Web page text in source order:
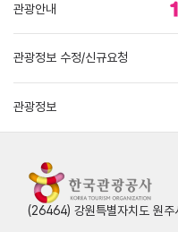
관광안내
관광정보 수정/신규요청
관광정보
(26464) 강원특별자치도 원주